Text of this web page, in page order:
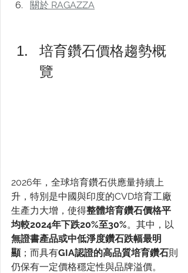
關於 RAGAZZA
培育鑽石價格趨勢概
覽
2026年，全球培育鑽石供應量持續上
升，特別是中國與印度的CVD培育工廠
生產力大增，使得整體培育鑽石價格平
均較2024年下跌20%至30%。其中，以
無證書產品或中低淨度鑽石跌幅最明
顯；而具有GIA認證的高品質培育鑽石則
仍保有一定價格穩定性與品牌溢價。